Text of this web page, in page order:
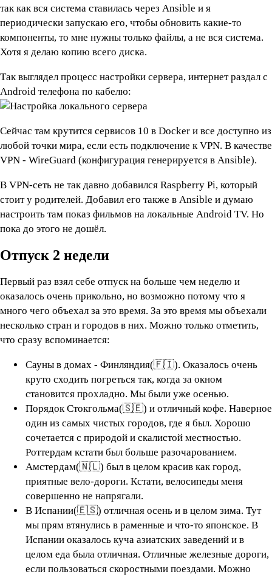
так как вся система ставилась через Ansible и я
периодически запускаю его, чтобы обновить какие-то
компоненты, то мне нужны только файлы, а не вся система.
Хотя я делаю копию всего диска.
Так выглядел процесс настройки сервера, интернет раздал с
Android телефона по кабелю:
Сейчас там крутится сервисов 10 в Docker и все доступно из
любой точки мира, если есть подключение к VPN. В качестве
VPN - WireGuard (конфигурация генерируется в Ansible).
В VPN-сеть не так давно добавился Raspberry Pi, который
стоит у родителей. Добавил его также в Ansible и думаю
настроить там показ фильмов на локальные Android TV. Но
пока до этого не дошёл.
Отпуск 2 недели
Первый раз взял себе отпуск на больше чем неделю и
оказалось очень прикольно, но возможно потому что я
много чего объехал за это время. За это время мы объехали
несколько стран и городов в них. Можно только отметить,
что сразу вспоминается:
Сауны в домах - Финляндия(🇫🇮). Оказалось очень
круто сходить погреться так, когда за окном
становится прохладно. Мы были уже осенью.
Порядок Стокгольма(🇸🇪) и отличный кофе. Наверное
один из самых чистых городов, где я был. Хорошо
сочетается с природой и скалистой местностью.
Роттердам кстати был больше разочарованием.
Амстердам(🇳🇱) был в целом красив как город,
приятные вело-дороги. Кстати, велосипеды меня
совершенно не напрягали.
В Испании(🇪🇸) отличная осень и в целом зима. Тут
мы прям втянулись в раменные и что-то японское. В
Испании оказалось куча азиатских заведений и в
целом еда была отличная. Отличные железные дороги,
если пользоваться скоростными поездами. Можно